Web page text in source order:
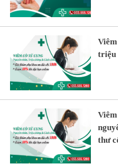
triệu
thư